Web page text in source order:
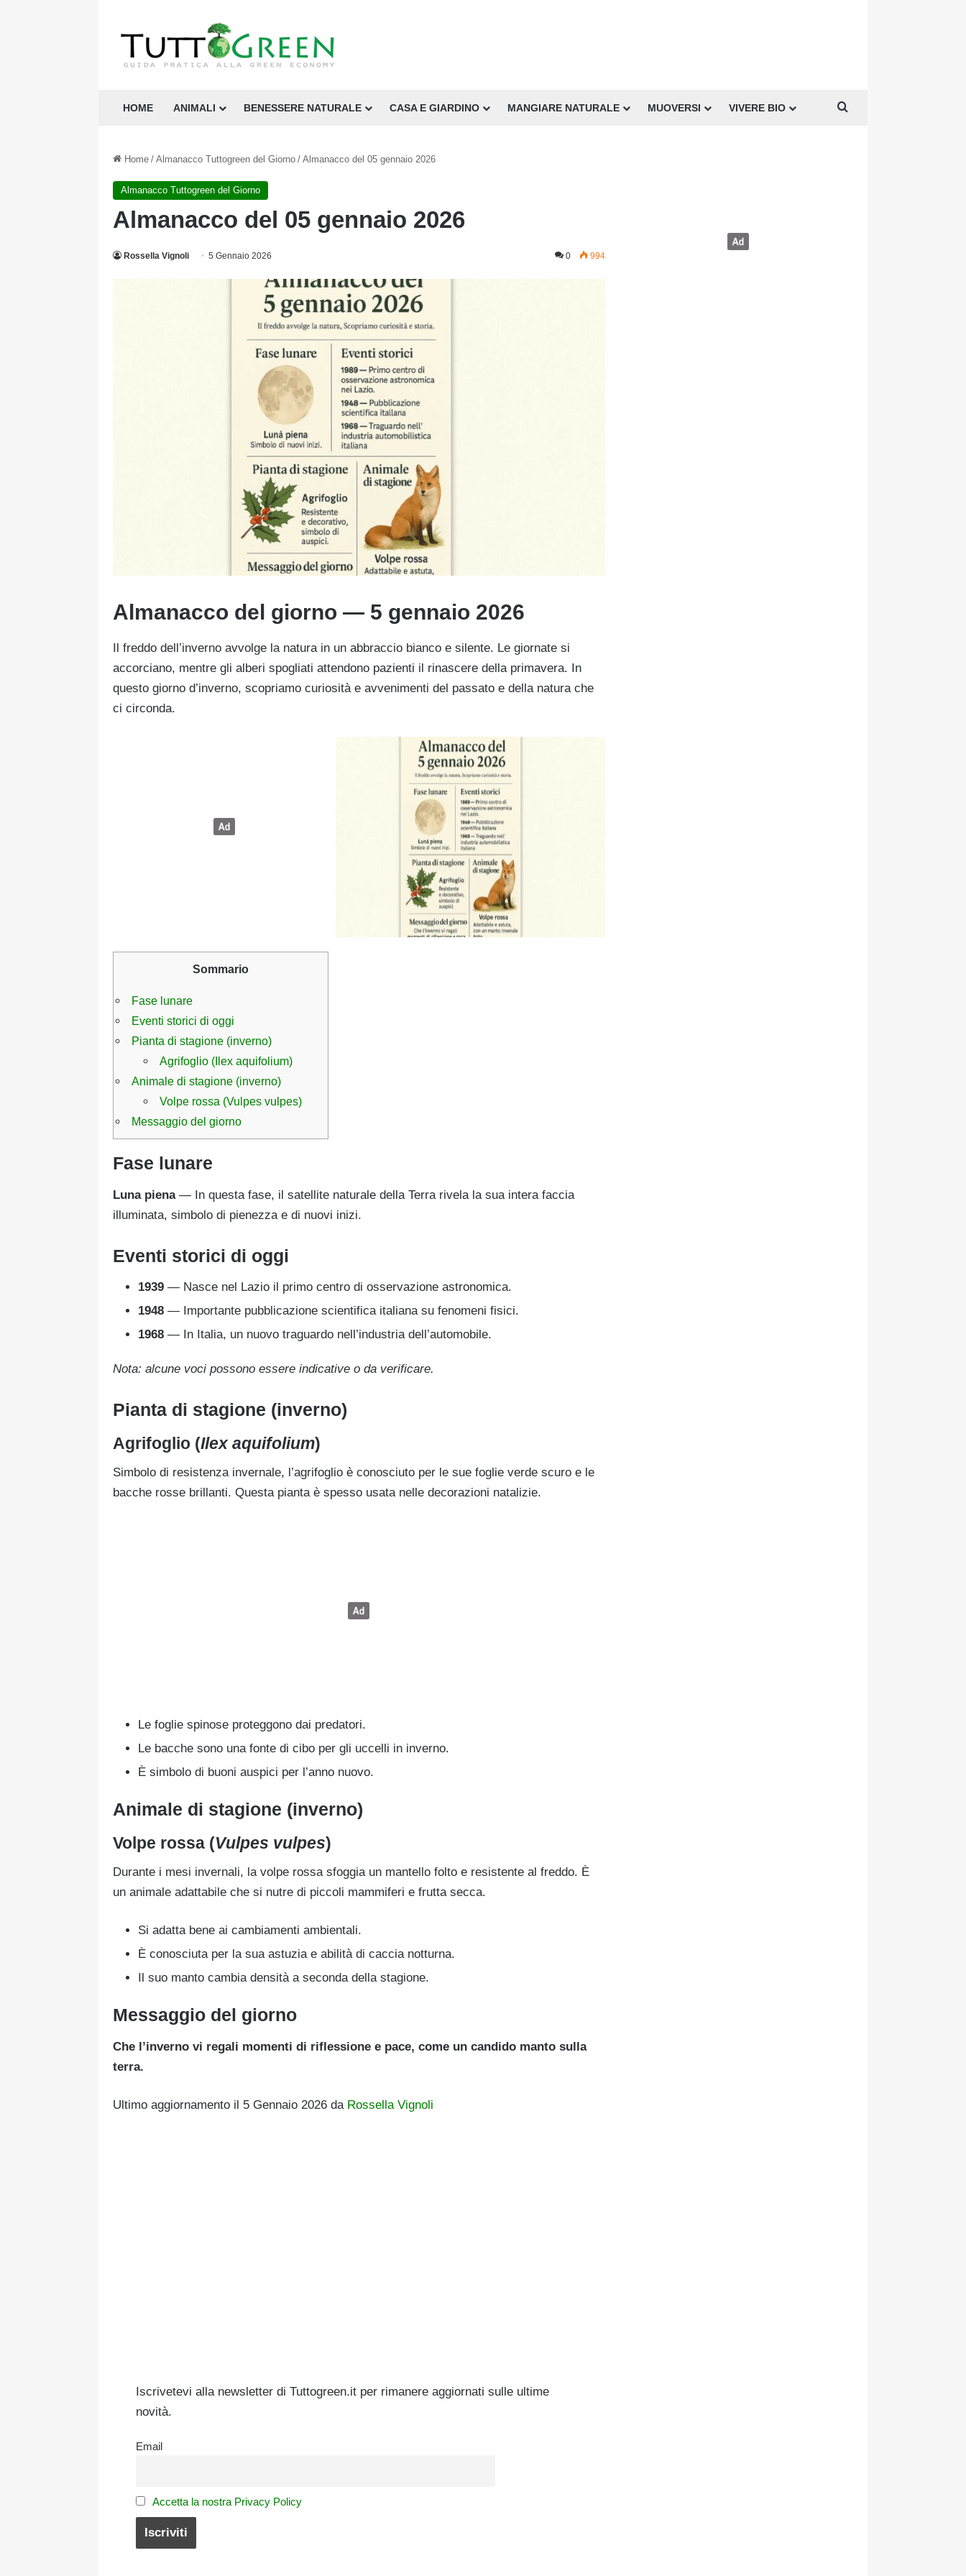
HOME ANIMALI BENESSERE NATURALE CASA E GIARDINO MANGIARE NATURALE MUOVERSI VIVERE BIO
Home / Almanacco Tuttogreen del Giorno / Almanacco del 05 gennaio 2026
Almanacco Tuttogreen del Giorno
Almanacco del 05 gennaio 2026
Rossella Vignoli 5 Gennaio 2026 0 994
Almanacco del giorno — 5 gennaio 2026
Il freddo dell’inverno avvolge la natura in un abbraccio bianco e silente. Le giornate si
accorciano, mentre gli alberi spogliati attendono pazienti il rinascere della primavera. In
questo giorno d’inverno, scopriamo curiosità e avvenimenti del passato e della natura che
ci circonda.
Sommario
Fase lunare
Eventi storici di oggi
Pianta di stagione (inverno)
Agrifoglio (Ilex aquifolium)
Animale di stagione (inverno)
Volpe rossa (Vulpes vulpes)
Messaggio del giorno
Fase lunare
Luna piena— In questa fase, il satellite naturale della Terra rivela la sua intera faccia
illuminata, simbolo di pienezza e di nuovi inizi.
Eventi storici di oggi
1939 — Nasce nel Lazio il primo centro di osservazione astronomica.
1948 — Importante pubblicazione scientifica italiana su fenomeni fisici.
1968 — In Italia, un nuovo traguardo nell’industria dell’automobile.
Nota: alcune voci possono essere indicative o da verificare.
Pianta di stagione (inverno)
Agrifoglio (Ilex aquifolium)
Simbolo di resistenza invernale, l’agrifoglio è conosciuto per le sue foglie verde scuro e le
bacche rosse brillanti. Questa pianta è spesso usata nelle decorazioni natalizie.
Le foglie spinose proteggono dai predatori.
Le bacche sono una fonte di cibo per gli uccelli in inverno.
È simbolo di buoni auspici per l’anno nuovo.
Animale di stagione (inverno)
Volpe rossa (Vulpes vulpes)
Durante i mesi invernali, la volpe rossa sfoggia un mantello folto e resistente al freddo. È
un animale adattabile che si nutre di piccoli mammiferi e frutta secca.
Si adatta bene ai cambiamenti ambientali.
È conosciuta per la sua astuzia e abilità di caccia notturna.
Il suo manto cambia densità a seconda della stagione.
Messaggio del giorno
Che l’inverno vi regali momenti di riflessione e pace, come un candido manto sulla
terra.
Ultimo aggiornamento il 5 Gennaio 2026 da Rossella Vignoli
Iscrivetevi alla newsletter di Tuttogreen.it per rimanere aggiornati sulle ultime
novità.
Email
Accetta la nostra Privacy Policy